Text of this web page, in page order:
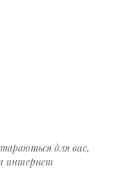
для вас,
интернет